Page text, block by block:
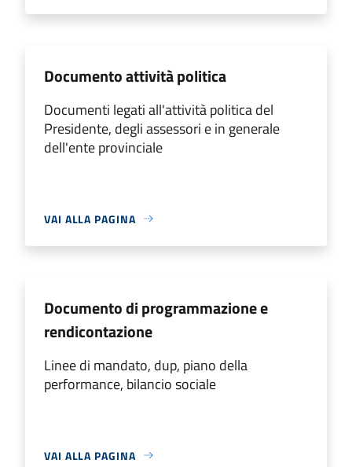
Documento attività politica
Documenti legati all'attività politica del
Presidente, degli assessori e in generale
dell'ente provinciale
VAI ALLA PAGINA
Documento di programmazione e
rendicontazione
Linee di mandato, dup, piano della
performance, bilancio sociale
VAI ALLA PAGINA